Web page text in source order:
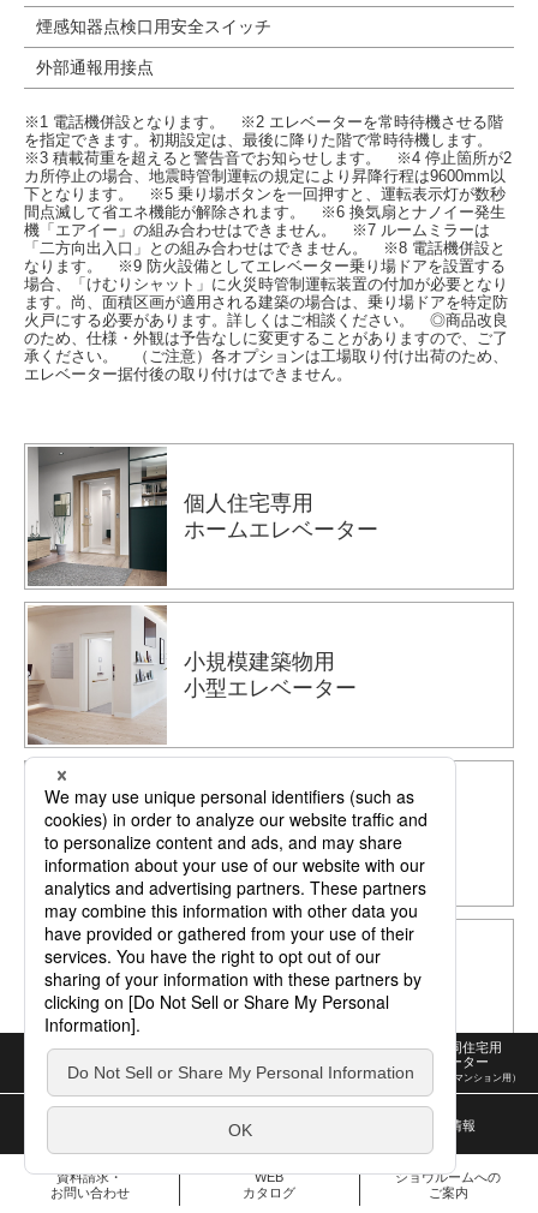
煙感知器点検口用安全スイッチ
外部通報用接点
※1 電話機併設となります。 ※2 エレベーターを常時待機させる階
を指定できます。初期設定は、最後に降りた階で常時待機します。
※3 積載荷重を超えると警告音でお知らせします。 ※4 停止箇所が2
カ所停止の場合、地震時管制運転の規定により昇降行程は9600mm以
下となります。 ※5 乗り場ボタンを一回押すと、運転表示灯が数秒
間点滅して省エネ機能が解除されます。 ※6 換気扇とナノイー発生
機「エアイー」の組み合わせはできません。 ※7 ルームミラーは
「二方向出入口」との組み合わせはできません。 ※8 電話機併設と
なります。 ※9 防火設備としてエレベーター乗り場ドアを設置する
場合、「けむりシャット」に火災時管制運転装置の付加が必要となり
ます。尚、面積区画が適用される建築の場合は、乗り場ドアを特定防
火戸にする必要があります。詳しくはご相談ください。 ◎商品改良
のため、仕様・外観は予告なしに変更することがありますので、ご了
承ください。 （ご注意）各オプションは工場取り付け出荷のため、
エレベーター据付後の取り付けはできません。
個人住宅専用
ホームエレベーター
小規模建築物用
小型エレベーター
小規模共同住宅用
エレベーター
パナソニックの
こだわり
リフォームで
ホームエレベーターの
ある暮らし
ホーム
(家庭用)
小型
(小規模建築物用)
小規模共同住宅用
エレベーター
（アパート・賃貸マンション用）
お施主様・オーナー様
向け情報
企業情報
資料請求・
お問い合わせ
WEB
カタログ
ショウルームへの
ご案内